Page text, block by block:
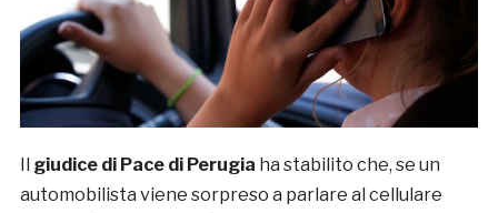
giudice di Pace di Perugia ha stabilito che, se un
automobilista viene sorpreso a parlare al cellulare